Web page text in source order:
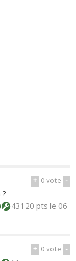
+ 0vote -
43120 ptsle 06
+ 0vote -